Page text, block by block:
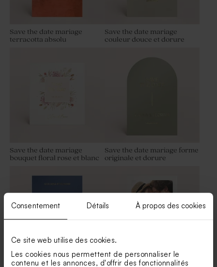
Consentement Détails À propos des cookies
Ce site web utilise des cookies.
Les cookies nous permettent de personnaliser le
contenu et les annonces, d'offrir des fonctionnalités
Copeaux de savon rose pour
Save the date mariage
terracotta absolu
Save the date mariage
couleur douce et dorure
Save the date mariage
bouquet floral rose et blanc
Save the date mariage forme
originale et dorure